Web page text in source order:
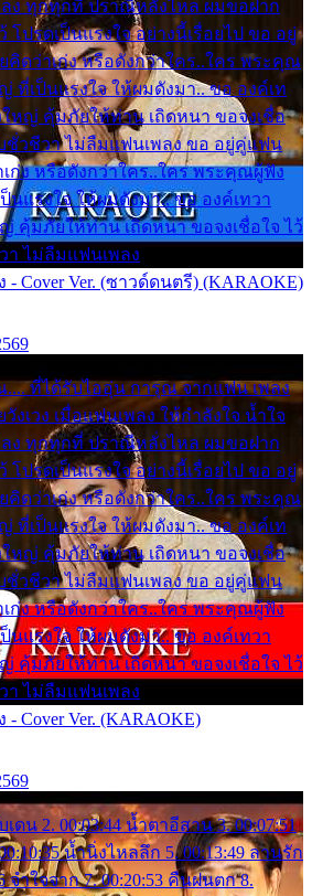
ง ทุกทุกที่ ปราณีหลั่งไหล ผมขอฝาก
โปรดเป็นแรงใจ อย่างนี้เรื่อยไป ขอ อยู่
คิดว่าเก่ง หรือดังกว่าใคร..ใคร พระคุณ
ที่เป็นแรงใจ ให้ผมดังมา.. ขอ องค์เท
หญ่ คุ้มภัยให้ท่าน เถิดหนา ขอจงเชื่อ
บชั่วชีวา ไม่ลืมแฟนเพลง ขอ อยู่คู่แฟน
เก่ง หรือดังกว่าใคร..ใคร พระคุณผู้ฟัง
นแรงใจ ให้ผมดังมา.. ขอ องค์เทวา
คุ้มภัยให้ท่าน เถิดหนา ขอจงเชื่อใจ ไว้
า ไม่ลืมแฟนเพลง
Cover Ver. (ซาวด์ดนตรี) (KARAOKE)
ที่ได้รับไออุ่น การุณ จากแฟน เพลง
งเวง เมื่อแฟนเพลง ให้กำลังใจ น้ำใจ
ง ทุกทุกที่ ปราณีหลั่งไหล ผมขอฝาก
โปรดเป็นแรงใจ อย่างนี้เรื่อยไป ขอ อยู่
คิดว่าเก่ง หรือดังกว่าใคร..ใคร พระคุณ
ที่เป็นแรงใจ ให้ผมดังมา.. ขอ องค์เท
หญ่ คุ้มภัยให้ท่าน เถิดหนา ขอจงเชื่อ
บชั่วชีวา ไม่ลืมแฟนเพลง ขอ อยู่คู่แฟน
เก่ง หรือดังกว่าใคร..ใคร พระคุณผู้ฟัง
นแรงใจ ให้ผมดังมา.. ขอ องค์เทวา
คุ้มภัยให้ท่าน เถิดหนา ขอจงเชื่อใจ ไว้
า ไม่ลืมแฟนเพลง
Cover Ver. (KARAOKE)
เดน 2. 00:03:44 น้ำตาอีสาน 3. 00:07:51
น้ำนิ่งไหลลึก 5. 00:13:49 ลานรัก
จำใจจาก 7. 00:20:53 คืนฝนตก 8.